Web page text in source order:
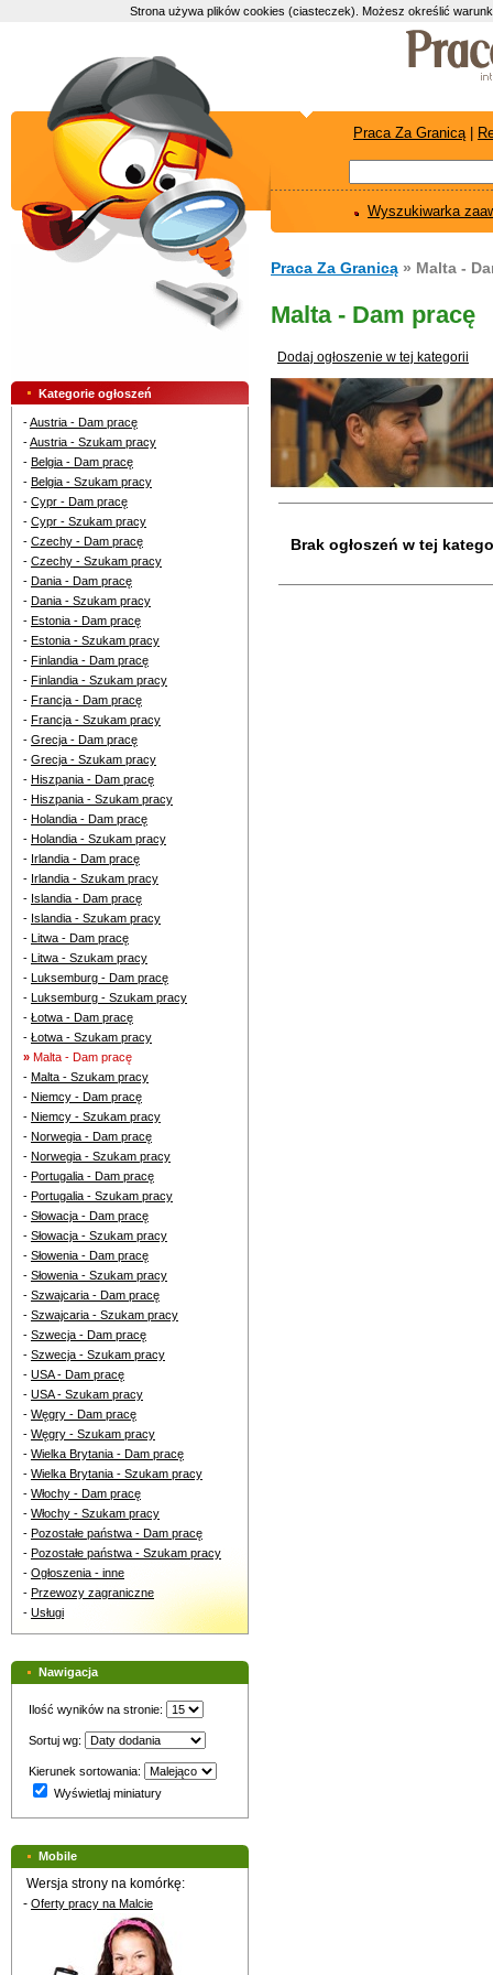
Praca Za Granicą|
Wyszukiwarka
Praca Za Granicą » Malta -
Malta - Dam pracę
Dodaj ogłoszenie w tej kategorii
Brak ogłoszeń w tej
Kategorie ogłoszeń
-Austria - Dam pracę
-Austria - Szukam pracy
- Belgia - Dam pracę
- Belgia - Szukam pracy
- Cypr - Dam pracę
- Cypr - Szukam pracy
- Czechy - Dam pracę
- Czechy - Szukam pracy
- Dania - Dam pracę
- Dania - Szukam pracy
- Estonia - Dam pracę
- Estonia - Szukam pracy
- Finlandia - Dam pracę
- Finlandia - Szukam pracy
- Francja - Dam pracę
- Francja - Szukam pracy
- Grecja - Dam pracę
- Grecja - Szukam pracy
- Hiszpania - Dam pracę
- Hiszpania - Szukam pracy
- Holandia - Dam pracę
- Holandia - Szukam pracy
- Irlandia - Dam pracę
- Irlandia - Szukam pracy
- Islandia - Dam pracę
- Islandia - Szukam pracy
- Litwa - Dam pracę
- Litwa - Szukam pracy
- Luksemburg - Dam pracę
- Luksemburg - Szukam pracy
- Łotwa - Dam pracę
- Łotwa - Szukam pracy
» Malta - Dam pracę
- Malta - Szukam pracy
- Niemcy - Dam pracę
- Niemcy - Szukam pracy
- Norwegia - Dam pracę
- Norwegia - Szukam pracy
- Portugalia - Dam pracę
- Portugalia - Szukam pracy
- Słowacja - Dam pracę
- Słowacja - Szukam pracy
- Słowenia - Dam pracę
- Słowenia - Szukam pracy
- Szwajcaria - Dam pracę
- Szwajcaria - Szukam pracy
- Szwecja - Dam pracę
- Szwecja - Szukam pracy
- USA - Dam pracę
- USA - Szukam pracy
- Węgry - Dam pracę
- Węgry - Szukam pracy
- Wielka Brytania - Dam pracę
- Wielka Brytania - Szukam pracy
- Włochy - Dam pracę
- Włochy - Szukam pracy
- Pozostałe państwa - Dam pracę
- Pozostałe państwa - Szukam pracy
- Ogłoszenia - inne
- Przewozy zagraniczne
- Usługi
Nawigacja
Ilość wyników na stronie:
Sortuj wg:
Kierunek sortowania:
Wyświetlaj miniatury
Mobile
Wersja strony na komórkę:
- Oferty pracy na Malcie
Strona używa plików cookies (ciasteczek). Możesz określić